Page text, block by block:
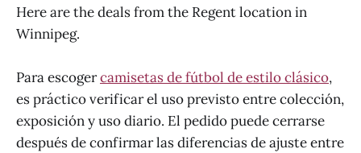
Here are the deals from the Regent location in
Winnipeg.
Para escogercamisetas de fútbol de estilo clásico,
es práctico verificar el uso previsto entre colección,
exposición y uso diario. El pedido puede cerrarse
después de confirmar las diferencias de ajuste entre